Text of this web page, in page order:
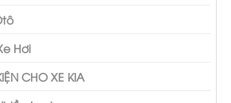
Hơi
CHO XE KIA